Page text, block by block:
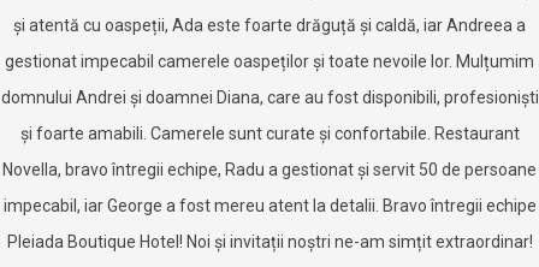
și atentă cu oaspeții, Ada este foarte drăguță și caldă, iar Andreea a
gestionat impecabil camerele oaspeților și toate nevoile lor. Mulțumim
domnului Andrei și doamnei Diana, care au fost disponibili, profesioniști
și foarte amabili. Camerele sunt curate și confortabile. Restaurant
Novella, bravo întregii echipe, Radu a gestionat și servit 50 de persoane
impecabil, iar George a fost mereu atent la detalii. Bravo întregii echipe
Pleiada Boutique Hotel! Noi și invitații noștri ne-am simțit extraordinar!